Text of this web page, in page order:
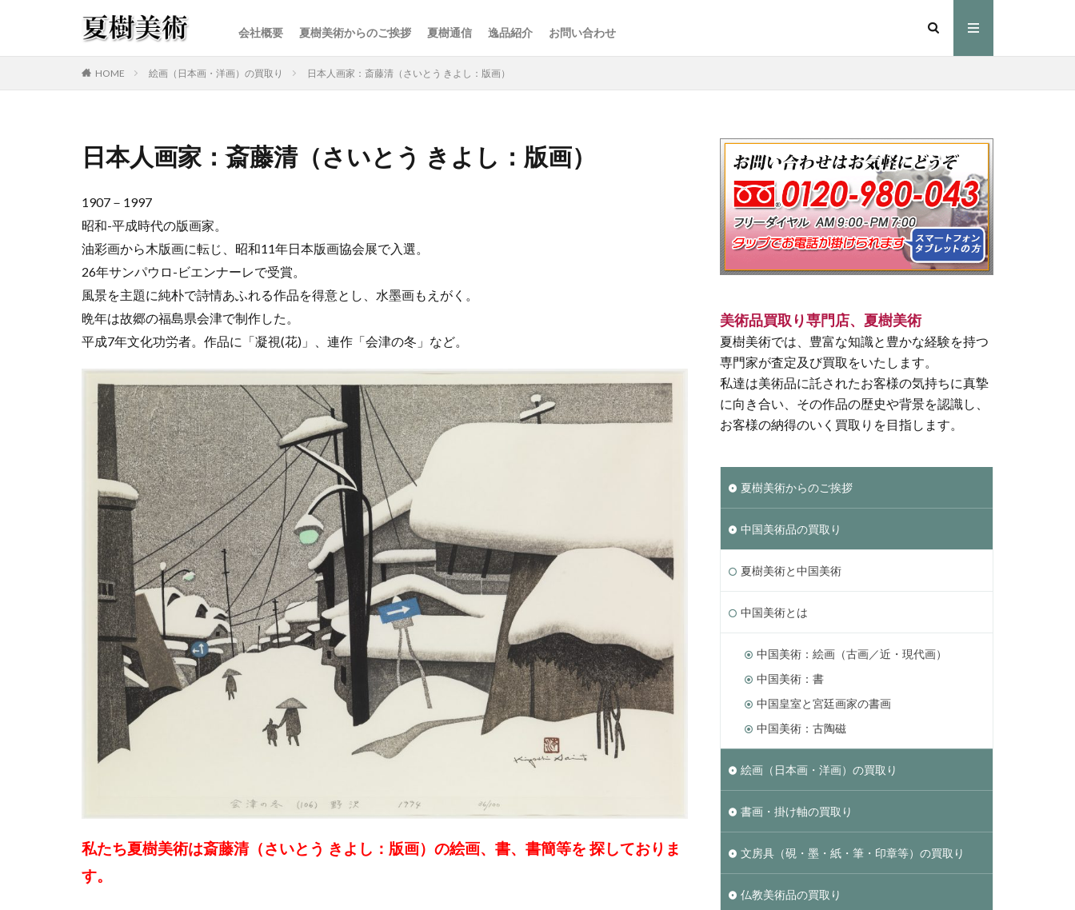
会社概要 夏樹美術からのご挨拶 夏樹通信 逸品紹介 お問い合わせ
HOME 絵画（日本画・洋画）の買取り 日本人画家：斎藤清（さいとう きよし：版画）
日本人画家：斎藤清（さいとう きよし：版画）
1907－1997
昭和-平成時代の版画家。
油彩画から木版画に転じ、昭和11年日本版画協会展で入選。
26年サンパウロ-ビエンナーレで受賞。
風景を主題に純朴で詩情あふれる作品を得意とし、水墨画もえがく。
晩年は故郷の福島県会津で制作した。
平成7年文化功労者。作品に「凝視(花)」、連作「会津の冬」など。
私たち夏樹美術は斎藤清（さいとう きよし：版画）の絵画、書、書簡等を 探しておりま
す。
美術品買取り専門店、夏樹美術
夏樹美術では、豊富な知識と豊かな経験を持つ
専門家が査定及び買取をいたします。
私達は美術品に託されたお客様の気持ちに真摯
に向き合い、その作品の歴史や背景を認識し、
お客様の納得のいく買取りを目指します。
夏樹美術からのご挨拶
中国美術品の買取り
夏樹美術と中国美術
中国美術とは
中国美術：絵画（古画／近・現代画）
中国美術：書
中国皇室と宮廷画家の書画
中国美術：古陶磁
絵画（日本画・洋画）の買取り
書画・掛け軸の買取り
文房具（硯・墨・紙・筆・印章等）の買取り
仏教美術品の買取り
検索